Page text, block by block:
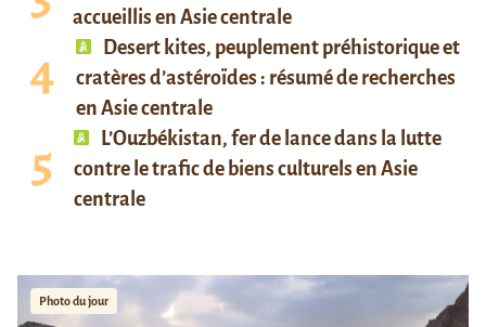
accueillis en Asie centrale
Desert kites, peuplement préhistorique et
cratères d’astéroïdes : résumé de recherches
en Asie centrale
L’Ouzbékistan, fer de lance dans la lutte
contre le trafic de biens culturels en Asie
centrale
Photo du jour